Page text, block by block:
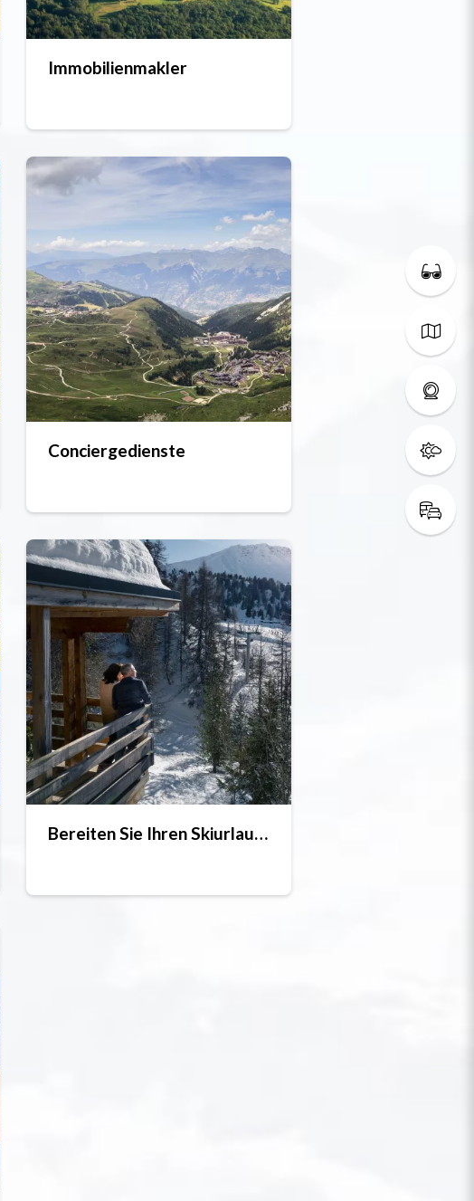
Immobilienmakler
Conciergedienste
Bereiten Sie Ihren Skiurlaub vor